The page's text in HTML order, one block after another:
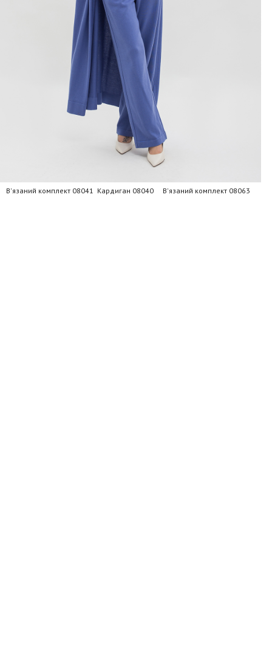
В'язаний комплект 08041 Кардиган 08040 В'язаний комплект 08063